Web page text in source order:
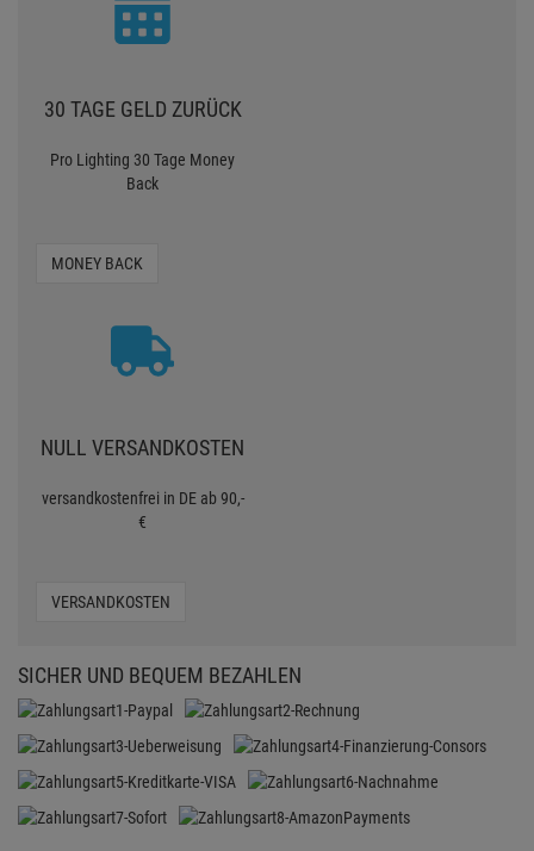
30 TAGE GELD ZURÜCK
Pro Lighting 30 Tage Money
Back
MONEY BACK
NULL VERSANDKOSTEN
versandkostenfrei in DE ab 90,-
€
VERSANDKOSTEN
SICHER UND BEQUEM BEZAHLEN